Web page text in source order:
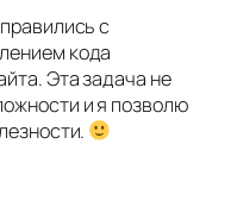
с
кода
Эта задача не
и я позволю